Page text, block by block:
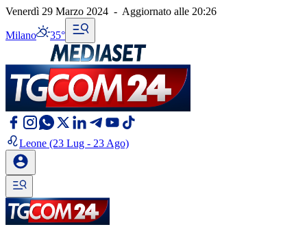
Venerdì 29 Marzo 2024 - Aggiornato alle 20:26
Milano 35°
Leone (23 Lug - 23 Ago)